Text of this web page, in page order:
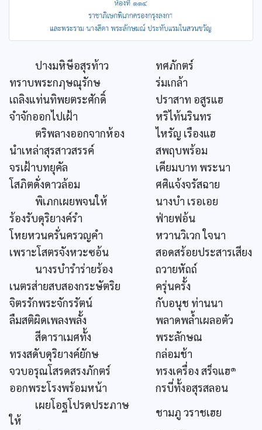
ปางมหิษีอสุรท้าว
ทศภักตร์
ทราบพระกฦษณุรักษ
ร่มเกล้า
เถลิงแท่นทิพยตระศักดิ์
ปราสาท อสูรแฮ
จำจักออกไปเฝ้า
หริไท้นรินทร
ตริพลางออกจากห้อง
ไหรัญ เรืองแฮ
นำเหล่าสุรสาวสรรค์
สพฤบพร้อม
จรเฝ้าบทยุคัล
เคียมบาท พระนา
โสภิตดั่งดาวล้อม
ศศิแจ้งจรัสฉาย
พิเภกเผยพจนให้
นางบำ เรอเอย
ร้องรับดุริยางค์รำ
ฟ่ายฟอ้น
โหยหวนครั่นครวญคำ
หวานวิเวก ใจนา
เพราะโสตรจังหวะซอ้น
สอดสร้อยประสารเสียง
นางรบำรำร่ายร้อง
ถวายหัถถ์
เนตรส่ายสบสองกระษัตริย
ครุ่นครั้ง
จิตรรักพระจักรรัตน์
กับอนุช ท่านนา
ลืมสติผิดเพลงพลั้ง
พลาดพล้ำเผลอตัว
สีดาราเมศทั้ง
พระลักษณ
ทรงสดับดุริยางค์ยักษ
กล่อมช้า
จวบอรุณโสรดสรงภักตร์
ทรงเครื่อง สร็จแฮ๑
ออกพระโรงพร้อมหน้า
กรบี่ทั้งอสุรสลอน
เผยโอฐโปรดประภาษ
ให้
ชามภู วราชเฮย